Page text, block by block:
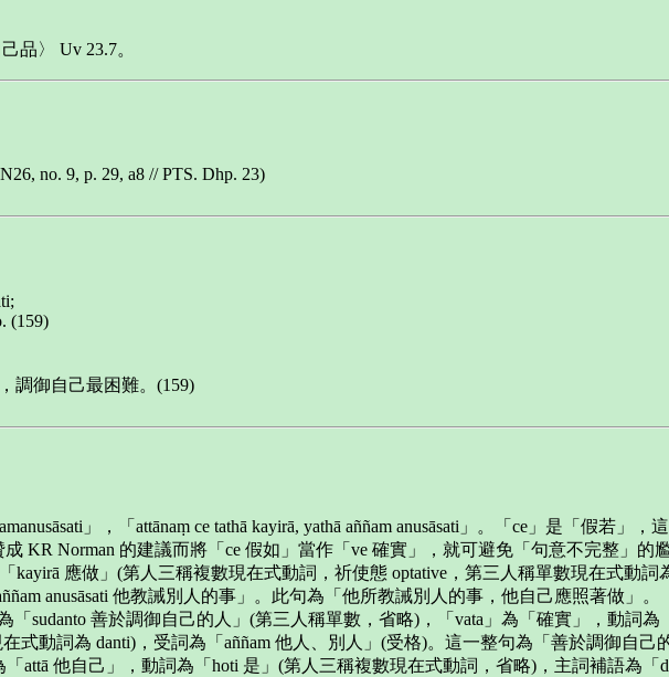
品〉 Uv 23.7。
no. 9, p. 29, a8 // PTS. Dhp. 23)
(159)
調御自己最困難。(159)
」，「attānaṃ ce tathā kayirā, yathā aññam anusāsati」。「ce」是「假若
KR Norman 的建議而將「ce 假如」當作「ve 確實」，就可避免「句意不完整」的
kayirā 應做」(第人三稱複數現在式動詞，祈使態 optative，第三人稱單數現在式動詞
anusāsati 他教誡別人的事」。此句為「他所教誡別人的事，他自己應照著做」。
為「sudanto 善於調御自己的人」(第三人稱單數，省略)，「vata」為「確實」，動詞
在式動詞為 danti)，受詞為「aññam 他人、別人」(受格)。這一整句為「善於調御自
「attā 他自己」，動詞為「hoti 是」(第人三稱複數現在式動詞，省略)，主詞補語為